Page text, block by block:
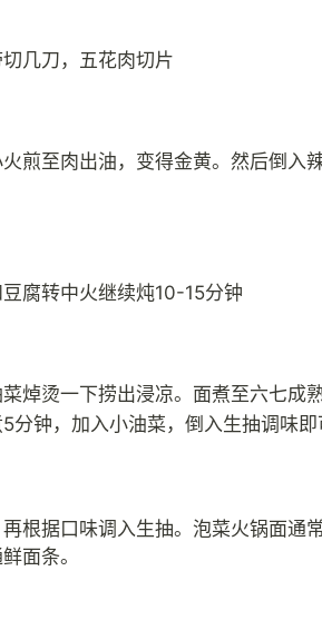
几刀，五花肉切片
煎至肉出油，变得金黄。然后倒入
腐转中火继续炖10-15分钟
焯烫一下捞出浸凉。面煮至六七成
分钟，加入小油菜，倒入生抽调味即
根据口味调入生抽。泡菜火锅面通
面条。